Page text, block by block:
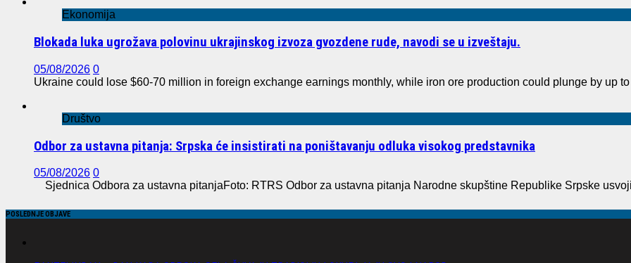
Ekonomija
Blokada luka ugrožava polovinu ukrajinskog izvoza gvozdene rude, navodi se u izveštaju.
05/08/2026 0
Ukraine could lose $60-70 million in foreign exchange earnings monthly, while iron ore production could plunge by up
Društvo
Odbor za ustavna pitanja: Srpska će insistirati na poništavanju odluka visokog predstavnika
05/08/2026 0
Sjednica Odbora za ustavna pitanjaFoto: RTRS Odbor za ustavna pitanja Narodne skupštine Republike Srpske
POSLEDNJE OBJAVE